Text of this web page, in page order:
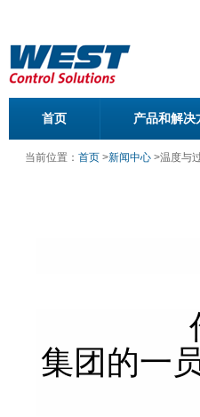
首页 产品和解决
当前位置： 首页 >新闻中心 >温度与
集团的一